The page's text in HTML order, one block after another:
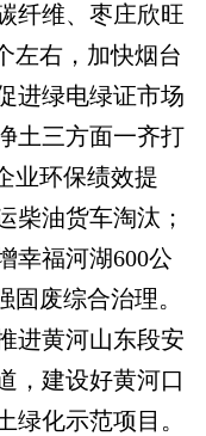
纤维、枣庄欣旺
左右，加快烟台
进绿电绿证市场
土三方面一齐打
业环保绩效提
柴油货车淘汰；
幸福河湖600公
固废综合治理。
进黄河山东段安
，建设好黄河口
绿化示范项目。